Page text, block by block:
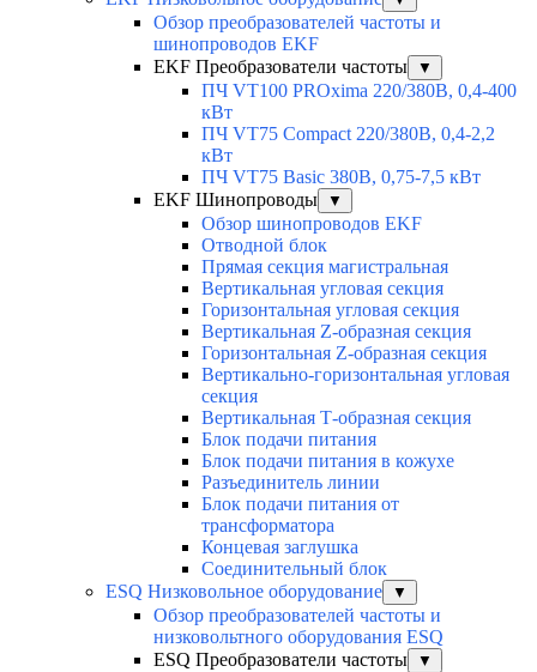
Обзор преобразователей частоты и
шинопроводов EKF
EKF Преобразователи частоты
▼
ПЧ VT100 PROxima 220/380В, 0,4-400
кВт
ПЧ VT75 Compact 220/380В, 0,4-2,2
кВт
ПЧ VT75 Basic 380В, 0,75-7,5 кВт
EKF Шинопроводы
▼
Обзор шинопроводов EKF
Отводной блок
Прямая секция магистральная
Вертикальная угловая секция
Горизонтальная угловая секция
Вертикальная Z-образная секция
Горизонтальная Z-образная секция
Вертикально-горизонтальная угловая
секция
Вертикальная Т-образная секция
Блок подачи питания
Блок подачи питания в кожухе
Разъединитель линии
Блок подачи питания от
трансформатора
Концевая заглушка
Соединительный блок
ESQ Низковольное оборудование
▼
Обзор преобразователей частоты и
низковольтного оборудования ESQ
ESQ Преобразователи частоты
▼